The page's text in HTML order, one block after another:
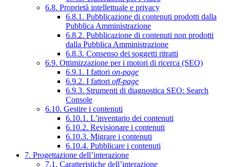
6.8. Proprietà intellettuale e privacy
6.8.1. Pubblicazione di contenuti prodotti dalla
Pubblica Amministrazione
6.8.2. Pubblicazione di contenuti non prodotti
dalla Pubblica Amministrazione
6.8.3. Consenso dei soggetti ritratti
6.9. Ottimizzazione per i motori di ricerca (SEO)
6.9.1. I fattori on-page
6.9.2. I fattori off-page
6.9.3. Strumenti di diagnostica SEO: Search
Console
6.10. Gestire i contenuti
6.10.1. L’inventario dei contenuti
6.10.2. Revisionare i contenuti
6.10.3. Migrare i contenuti
6.10.4. Pubblicare i contenuti
7. Progettazione dell’interazione
7.1. Caratteristiche dell’interazione